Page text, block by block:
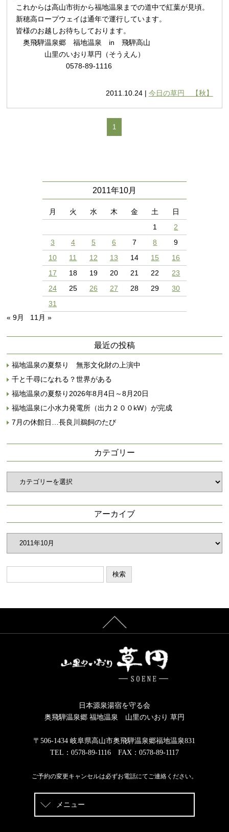
これからは高山市街から福地温泉までの道中で紅葉が見頃。
新穂高ロープウェイは通年で運行しています。
皆様のお越しお待ちしております。
奥飛騨温泉郷 福地温泉 in 飛騨高山
山里のいおり草円（そうえん）
0578-89-1116
2011.10.24 | 今日の草円 【秋】
1
2011年10月
月 火 水 木 金 土 日
1
2
3
4 5 6 7 8
9
10
11 12 13 14 15
16
17
18 19 20 21 22
23
24
25 26 27 28 29
30
31
« 9月 11月 »
最近の投稿
福地温泉の夏祭り 無形文化財の上演中
千と千尋になれる？世界がある
福地温泉の夏祭り2026年8月4日～8月20日
福地温泉に小水力発電所（出力２００kW）が完成
7月の休館日…長良川鵜飼のたび
カテゴリー
カ
リ
アーカイブ
ア
イ
日本源泉湯宿を守る会
奥飛騨温泉郷 福地温泉 山里のいおり 草円
〒506-1434 岐阜県高山市奥飛騨温泉郷福地温泉831
TEL：0578-89-1116 FAX：0578-89-1117
ご予約の変更キャンセルは必ずお電話にてご連絡ください。
メニュー